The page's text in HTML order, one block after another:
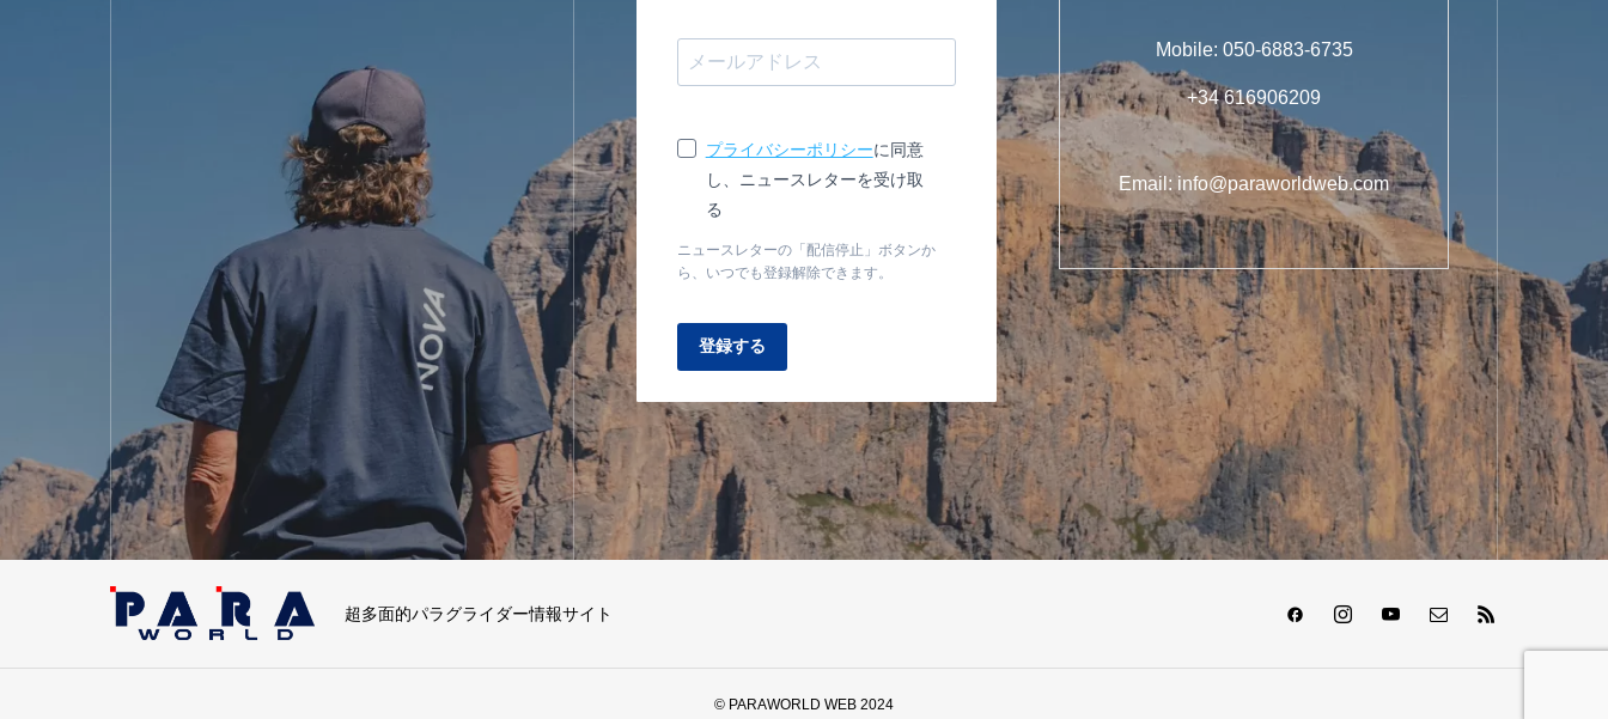
プライバシーポリシーに同意
し、ニュースレターを受け取
る
ニュースレターの「配信停止」ボタンか
ら、いつでも登録解除できます。
登録する
Mobile: 050-6883-6735
+34 616906209
Email: info@paraworldweb.com
超多面的パラグライダー情報サイト
© PARAWORLD WEB 2024